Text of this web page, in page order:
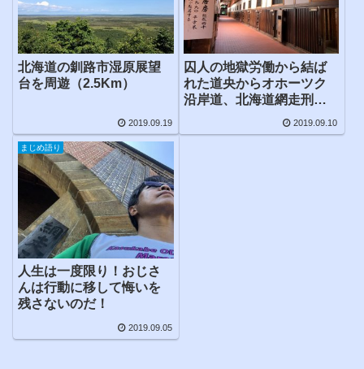
北海道の釧路市湿原展望
台を周遊（2.5Km）
2019.09.19
囚人の地獄労働から結ば
れた道央からオホーツク
沿岸道、北海道網走刑務
所・博物館網走監獄を見
学
2019.09.10
まじめ語り
人生は一度限り！おじさ
んは行動に移して悔いを
残さないのだ！
2019.09.05